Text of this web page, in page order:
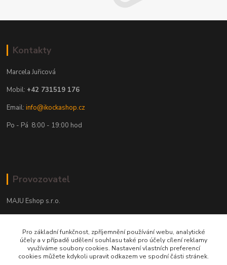
Kontakty
Marcela Juřicová
Mobil: +42 731519 176
Email:info@ikockashop.cz
Po - Pá 8:00 - 19:00 hod
Provozovatel
MAJU Eshop s.r.o.
702 00 Ostrava
IČ: 09674799
Pro základní funkčnost, zpříjemnění používání webu, analytické
účely a v případě udělení souhlasu také pro účely cílení reklamy
využíváme soubory cookies. Nastavení vlastních preferencí
cookies můžete kdykoli upravit odkazem ve spodní části stránek.